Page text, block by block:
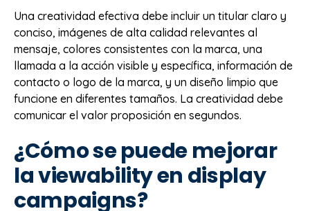
Una creatividad efectiva debe incluir un titular claro y
conciso, imágenes de alta calidad relevantes al
mensaje, colores consistentes con la marca, una
llamada a la acción visible y específica, información de
contacto o logo de la marca, y un diseño limpio que
funcione en diferentes tamaños. La creatividad debe
comunicar el valor proposición en segundos.
¿Cómo se puede mejorar
la viewability en display
campaigns?